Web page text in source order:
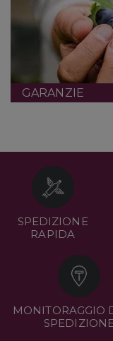
GARANZIE
SPEDIZIONE
RAPIDA
MONITORAGGIO